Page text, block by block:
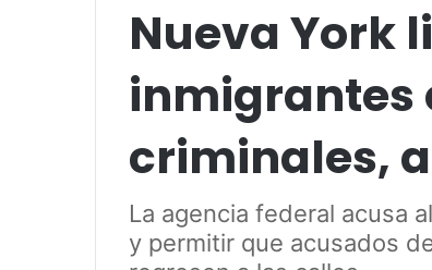
Nueva York
inmigrantes
criminales,
La agencia federal acusa
y permitir que acusados